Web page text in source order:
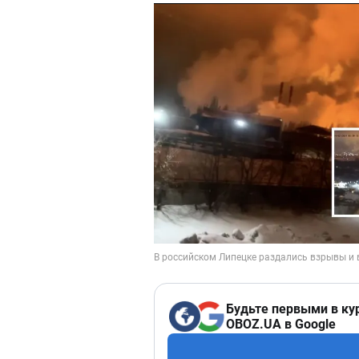
Будьте первыми в
OBOZ.UA в Google